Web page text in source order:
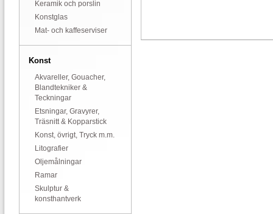
Keramik och porslin
Konstglas
Mat- och kaffeserviser
Konst
Akvareller, Gouacher,
Blandtekniker &
Teckningar
Etsningar, Gravyrer,
Träsnitt & Kopparstick
Konst, övrigt, Tryck m.m.
Litografier
Oljemålningar
Ramar
Skulptur &
konsthantverk